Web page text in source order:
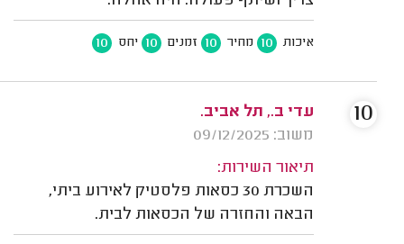
איכות 10 מחיר 10 זמנים 10 יחס 10
עדי ב., תל אביב.
משוב: 09/12/2025
תיאור השירות:
השכרת 30 כסאות פלסטיק לאירוע ביתי,
הבאה והחזרה של הכסאות לבית.
10